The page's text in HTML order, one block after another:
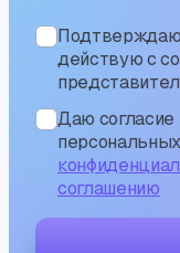
действую с
Даю согласие
соглашению